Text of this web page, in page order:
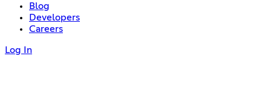
Blog
Developers
Careers
Log In